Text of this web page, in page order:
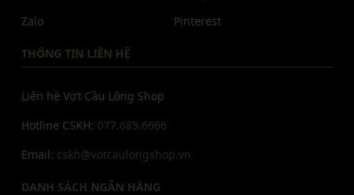
Zalo
Pinterest
THÔNG TIN LIÊN HỆ
Liên hệ Vợt Cầu Lông Shop
Hotline CSKH: 077.685.6666
Email: cskh@votcaulongshop.vn
DANH SÁCH NGÂN HÀNG